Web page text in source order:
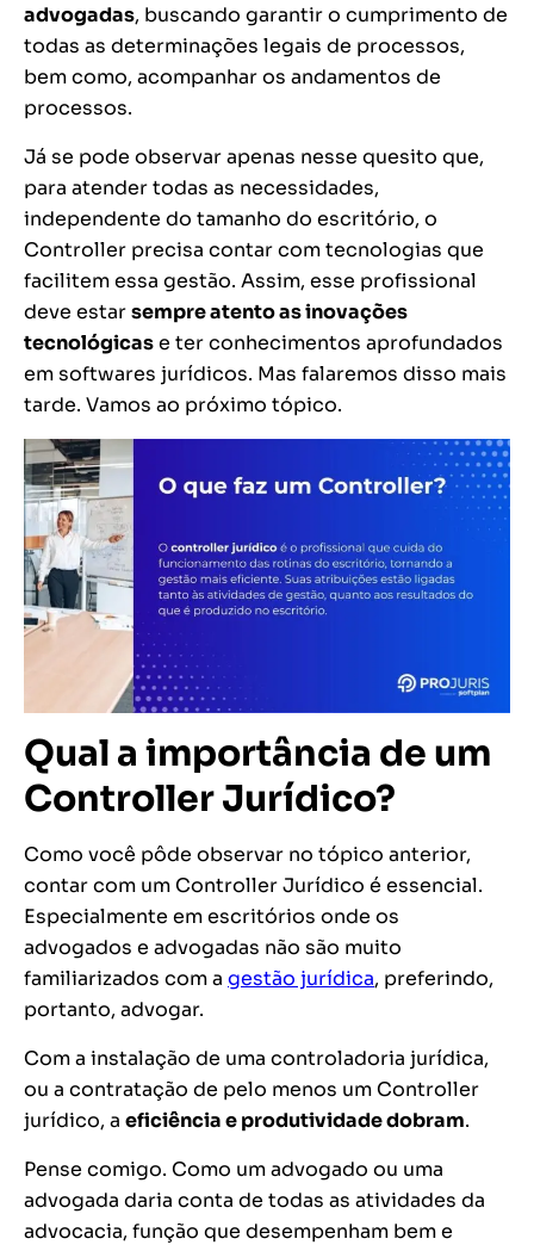
advogadas, buscando garantir o cumprimento de
todas as determinações legais de processos,
bem como, acompanhar os andamentos de
processos.
Já se pode observar apenas nesse quesito que,
para atender todas as necessidades,
independente do tamanho do escritório, o
Controller precisa contar com tecnologias que
facilitem essa gestão. Assim, esse profissional
deve estarsempre atento as inovações
tecnológicase ter conhecimentos aprofundados
em softwares jurídicos. Mas falaremos disso mais
tarde. Vamos ao próximo tópico.
Qual a importância de um
Controller Jurídico?
Como você pôde observar no tópico anterior,
contar com um Controller Jurídico é essencial.
Especialmente em escritórios onde os
advogados e advogadas não são muito
familiarizados com a gestão jurídica, preferindo,
portanto, advogar.
Com a instalação de uma controladoria jurídica,
ou a contratação de pelo menos um Controller
jurídico, a eficiência e produtividade dobram.
Pense comigo. Como um advogado ou uma
advogada daria conta de todas as atividades da
advocacia, função que desempenham bem e